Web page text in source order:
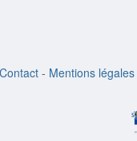
Contact - Mentions légales